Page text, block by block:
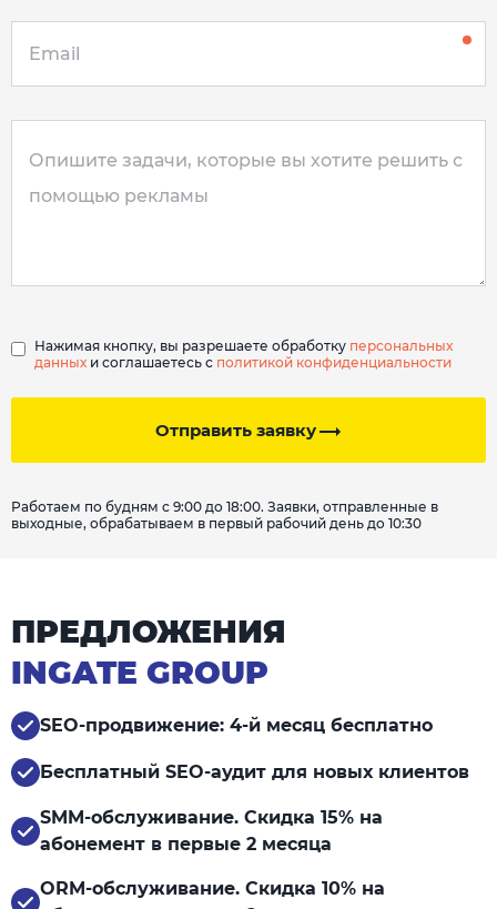
Отправить заявку
Нажимая кнопку, вы разрешаете обработку персональных
данных и соглашаетесь с политикой конфиденциальности
Работаем по будням с 9:00 до 18:00. Заявки, отправленные в
выходные, обрабатываем в первый рабочий день до 10:30
ПРЕДЛОЖЕНИЯ
INGATE GROUP
SEO-продвижение: 4-й месяц бесплатно
Бесплатный SEO-аудит для новых клиентов
SMM-обслуживание. Скидка 15% на
абонемент в первые 2 месяца
ORM-обслуживание. Скидка 10% на